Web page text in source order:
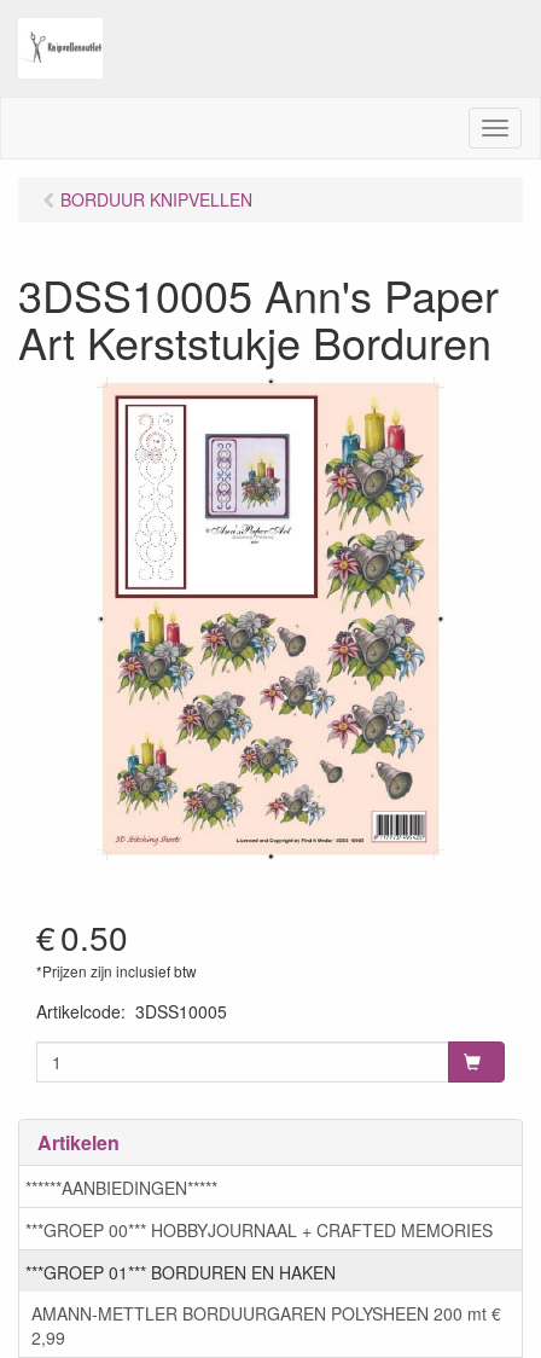
M
e
BORDUUR KNIPVELLEN
3DSS10005 Ann's Paper
Art Kerststukje Borduren
€0.50
*Prijzen zijn inclusief btw
Artikelcode: 3DSS10005
Artikelen
******AANBIEDINGEN*****
***GROEP 00*** HOBBYJOURNAAL + CRAFTED MEMORIES
***GROEP 01*** BORDUREN EN HAKEN
AMANN-METTLER BORDUURGAREN POLYSHEEN 200 mt €
2,99